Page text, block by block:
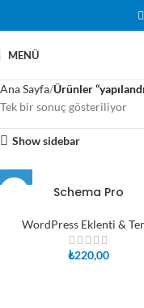
MENÜ
Ana Sayfa Ürünler
Tek bir sonuç gösteriliyor
Show sidebar
Schema Pro
WordPress Eklenti &
₺220,00